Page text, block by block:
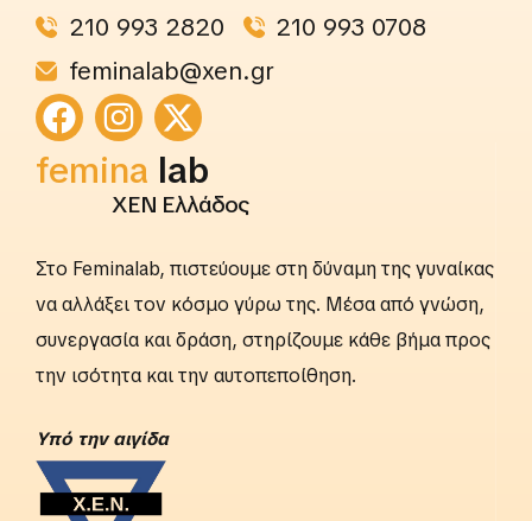
210 993 2820
210 993 0708
feminalab@xen.gr
femina lab
ΧΕΝ Ελλάδος
Στο Feminalab, πιστεύουμε στη δύναμη της γυναίκας
να αλλάξει τον κόσμο γύρω της. Μέσα από γνώση,
συνεργασία και δράση, στηρίζουμε κάθε βήμα προς
την ισότητα και την αυτοπεποίθηση.
Yπό την αιγίδα